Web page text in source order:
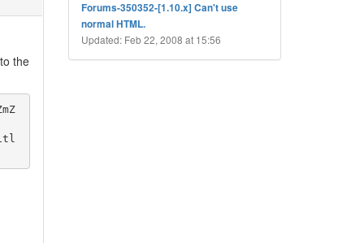
the
Forums-350352-[1.10.x] Can't use
normal HTML.
Updated: Feb 22, 2008 at 15:56